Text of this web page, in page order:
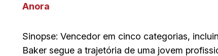
Anora
Sinopse: Vencedor em cinco categorias,
Baker segue a trajetória de uma jovem